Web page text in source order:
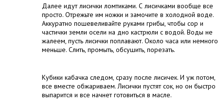
Далее идут лисички ломтиками. С лисичками вообще все
просто. Отрежьте им ножки и замочите в холодной воде.
Аккуратно пошевеливайте руками грибы, чтобы сор и
частички земли осели на дно кастрюли с водой. Воды не
жалеем, пусть лисички поплавают. Около часа или немного
меньше. Слить, промыть, обсушить, порезать.
Кубики кабачка следом, сразу после лисичек. И уж потом,
все вместе обжариваем. Лисички пустят сок, но он быстро
выпарится и все начнет готовиться в масле.